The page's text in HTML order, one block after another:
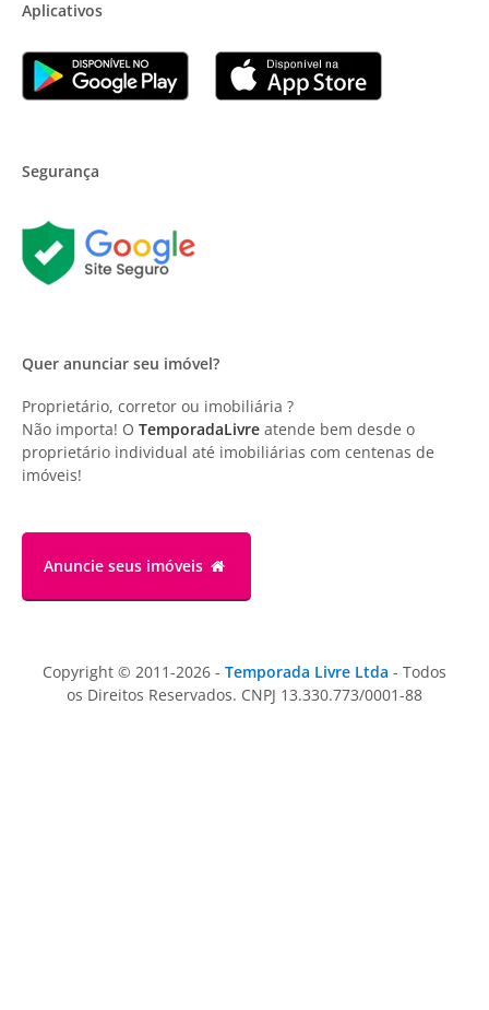
Aplicativos
Segurança
Quer anunciar seu imóvel?
Proprietário, corretor ou imobiliária ?
Não importa! O TemporadaLivre atende bem desde o
proprietário individual até imobiliárias com centenas de
imóveis!
Anuncie seus imóveis
Copyright © 2011-2026 - Temporada Livre Ltda - Todos
os Direitos Reservados. CNPJ 13.330.773/0001-88